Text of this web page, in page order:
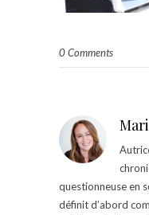
0 Comments
questionneuse en
définit d’abord